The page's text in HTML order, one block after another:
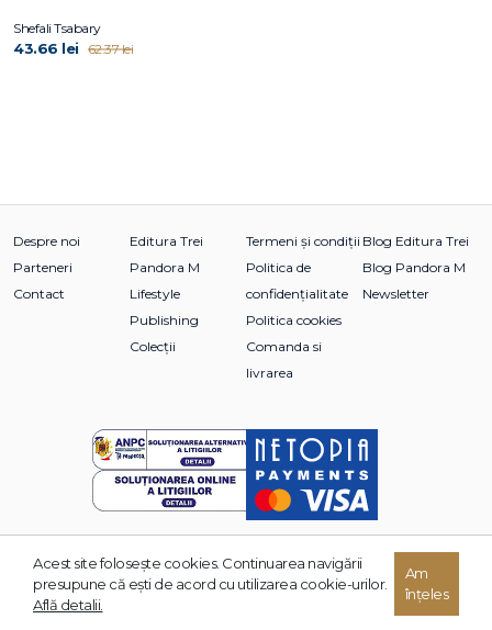
Shefali Tsabary
43.66 lei 62.37 lei
Despre noi
Parteneri
Contact
Editura Trei
Pandora M
Lifestyle
Publishing
Colecții
Termeni și condiții
Politica de
confidențialitate
Politica cookies
Comanda si
livrarea
Blog Editura Trei
Blog Pandora M
Newsletter
© 2026 Grupul Editorial TREI. Toate drepturile rezervate.
Acest site foloseşte cookies. Continuarea navigării
presupune că eşti de acord cu utilizarea cookie-urilor.
Află detalii.
Am
înțeles